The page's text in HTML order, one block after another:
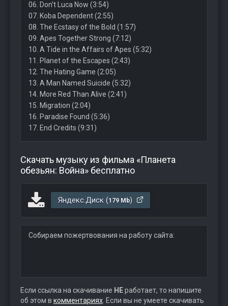
06. Don’t Luca Now (3:54)
07. Koba Dependent (2:55)
08. The Ecstasy of the Bold (1:57)
09. Apes Together Strong (7:12)
10. A Tide in the Affairs of Apes (5:32)
11. Planet of the Escapes (2:43)
12. The Hating Game (2:05)
13. A Man Named Suicide (5:32)
14. More Red Than Alive (2:41)
15. Migration (2:04)
16. Paradise Found (5:36)
17. End Credits (9:31)
Скачать музыку из фильма «Планета
обезьян: Война» бесплатно
Яндекс.Диск (179 Mb)
Собираем пожертвования на работу сайта:
Если ссылка на скачивание НЕработает, то напишите
об этом в комментариях . Если вы не умеете скачивать